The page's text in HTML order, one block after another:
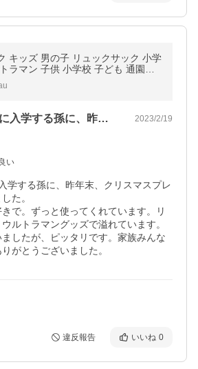
キッズ 男の子 リュックサック 小学
ラマン 子供 小学校 子ども 通園バ
リュック B5 ハーネス 黒 青
今年4月に小学校に入学する孫に、昨年末… 2023/2/19
良い
学する孫に、昨年末、クリスマスプレ
た。
で。ずっと使ってくれています。リ
ルトラマングッズで溢れています。
したが、ピッタリです。家族みんな
がとうございました。
違反報告 いいね 0